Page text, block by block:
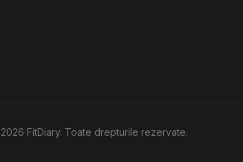
2026 FitDiary. Toate drepturile rezervate.